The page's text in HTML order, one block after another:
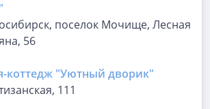
поселок Мочище, Лесная
56
коттедж "Уютный дворик"
111